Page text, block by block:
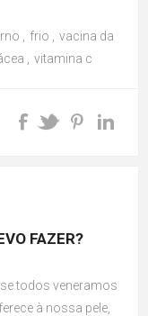
frio
vacina da
vitamina c
FAZER?
todos veneramos
à nossa pele,